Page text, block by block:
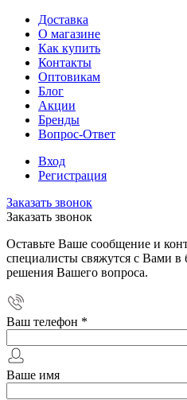
Доставка
О магазине
Как купить
Контакты
Оптовикам
Блог
Акции
Бренды
Вопрос-Ответ
Вход
Регистрация
Заказать звонок
Заказать звонок
Оставьте Ваше сообщение и
специалисты свяжутся с Вами в
решения Вашего вопроса.
Ваш телефон *
Ваше имя